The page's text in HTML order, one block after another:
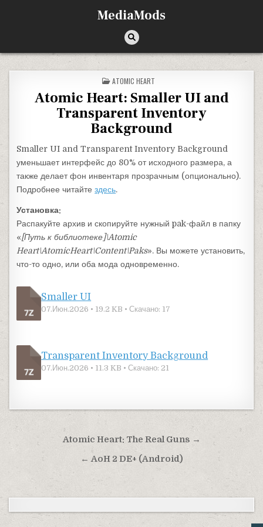
MediaMods
ОПУБЛИКОВАНО В
ATOMIC HEART
Atomic Heart: Smaller UI and
Transparent Inventory
Background
Smaller UI and Transparent Inventory Background
уменьшает интерфейс до 80% от исходного размера, а
также делает фон инвентаря прозрачным (опционально).
Подробнее читайтездесь.
Установка:
Распакуйте архив и скопируйте нужный pak-файл в папку
«[Путь к библиотеке]\Atomic
Heart\AtomicHeart\Content\Paks». Вы можете установить,
что-то одно, или оба мода одновременно.
Smaller UI
07.Июн.2026 • 19.2 KB • Скачано: 17
Transparent Inventory Background
07.Июн.2026 • 11.3 KB • Скачано: 21
Навигация по записям
Atomic Heart: The Real Guns →
← AoH 2 DE+ (Android)